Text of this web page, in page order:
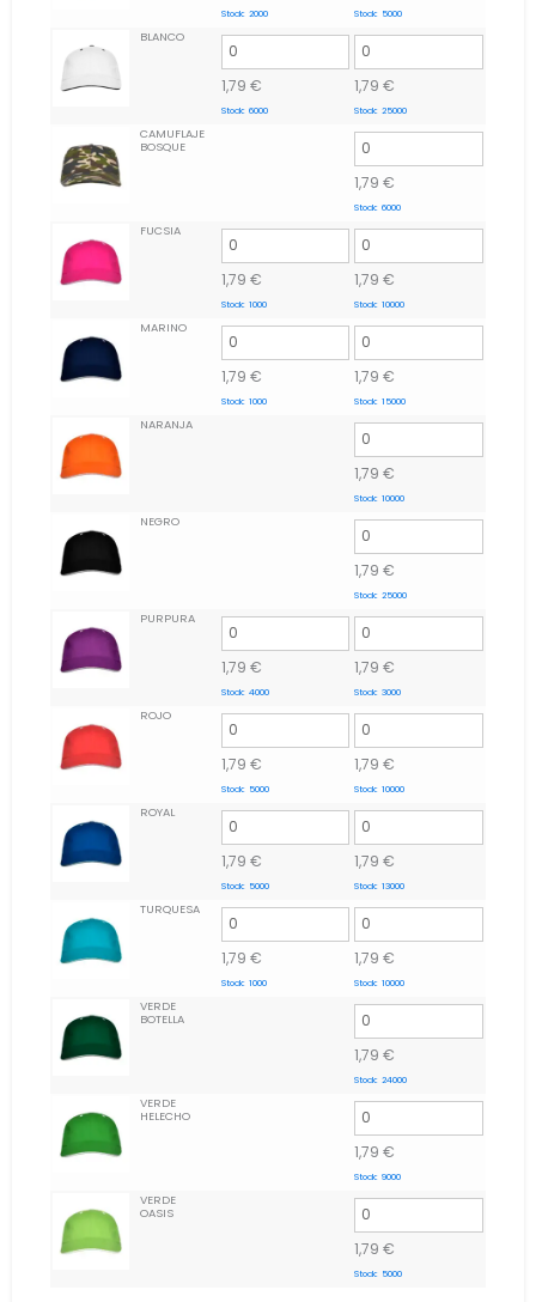
Stock: 2000 Stock: 5000
BLANCO
1,79 €
Stock: 6000
1,79 €
Stock: 25000
CAMUFLAJE
BOSQUE
1,79 €
Stock: 6000
FUCSIA
1,79 €
Stock: 1000
1,79 €
Stock: 10000
MARINO
1,79 €
Stock: 1000
1,79 €
Stock: 15000
NARANJA
1,79 €
Stock: 10000
NEGRO
1,79 €
Stock: 25000
PURPURA
1,79 €
Stock: 4000
1,79 €
Stock: 3000
ROJO
1,79 €
Stock: 5000
1,79 €
Stock: 10000
ROYAL
1,79 €
Stock: 5000
1,79 €
Stock: 13000
TURQUESA
1,79 €
Stock: 1000
1,79 €
Stock: 10000
VERDE
BOTELLA
1,79 €
Stock: 24000
VERDE
HELECHO
1,79 €
Stock: 9000
VERDE
OASIS
1,79 €
Stock: 5000